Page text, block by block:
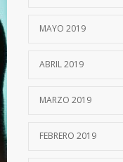
MAYO 2019
ABRIL 2019
MARZO 2019
FEBRERO 2019